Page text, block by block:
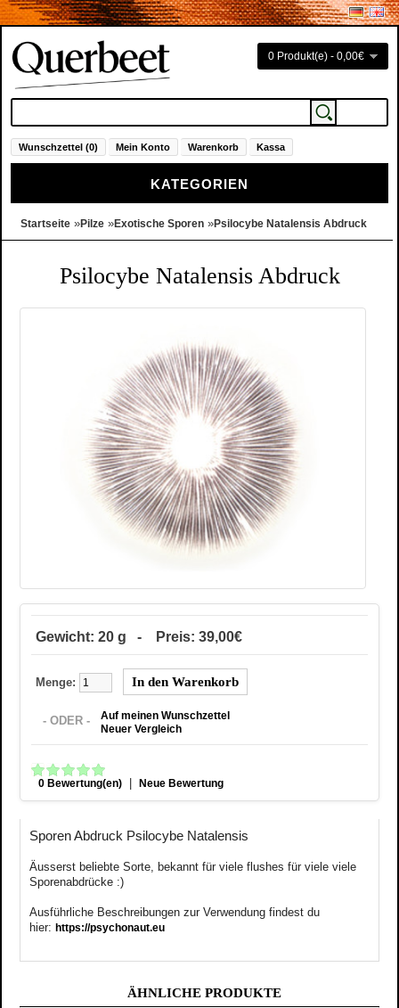
0 Produkt(e) - 0,00€
Wunschzettel (0) Mein Konto Warenkorb Kassa
KATEGORIEN
Startseite »Pilze »Exotische Sporen »Psilocybe Natalensis Abdruck
Psilocybe Natalensis Abdruck
Gewicht: 20 g - Preis: 39,00€
Menge:
- ODER -
Auf meinen Wunschzettel
Neuer Vergleich
0 Bewertung(en) | Neue Bewertung
Sporen Abdruck Psilocybe Natalensis
Äusserst beliebte Sorte, bekannt für viele flushes für viele viele
Sporenabdrücke :)
Ausführliche Beschreibungen zur Verwendung findest du
hier: https://psychonaut.eu
ÄHNLICHE PRODUKTE